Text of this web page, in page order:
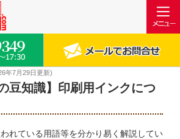
年7月29日更新)
豆知識】印刷用インクにつ
れている用語等を分かり易く解説してい